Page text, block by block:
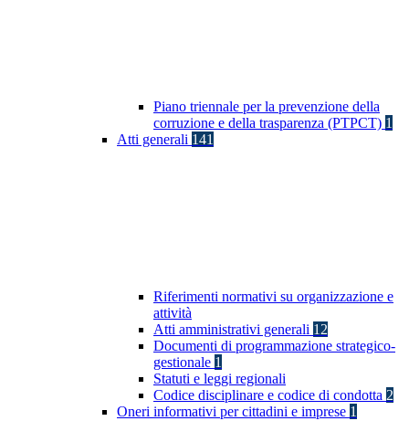
Piano triennale per la prevenzione della
corruzione e della trasparenza (PTPCT) 1
Atti generali 141
Riferimenti normativi su organizzazione e
attività
Atti amministrativi generali 12
Documenti di programmazione strategico-
gestionale 1
Statuti e leggi regionali
Codice disciplinare e codice di condotta 2
Oneri informativi per cittadini e imprese 1